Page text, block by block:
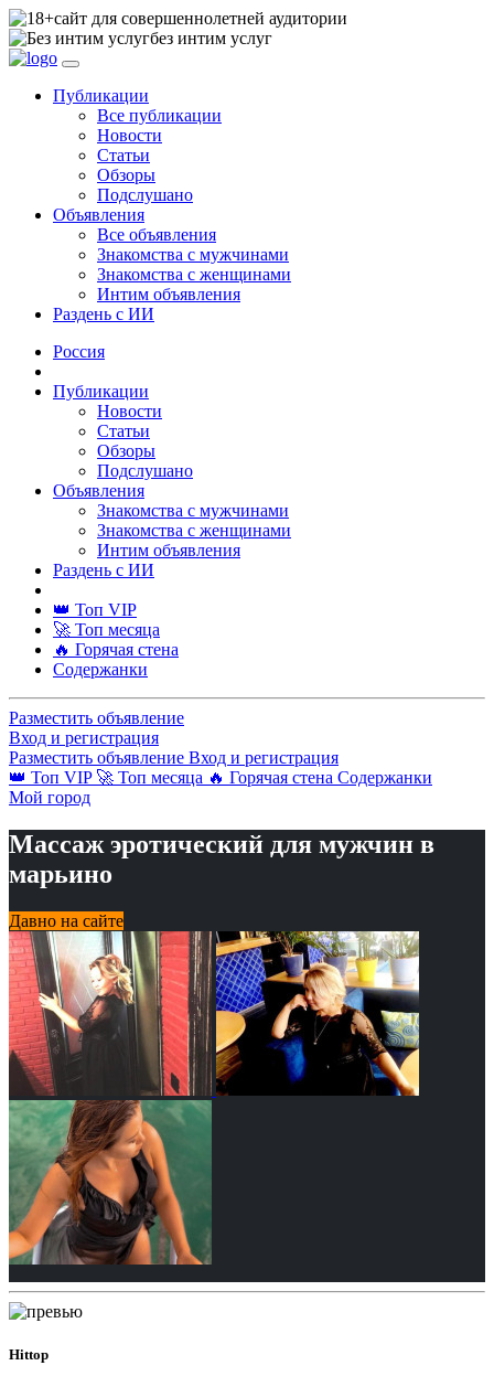
сайт для совершеннолетней аудитории
без интим услуг
Публикации
Все публикации
Новости
Статьи
Обзоры
Подслушано
Объявления
Все объявления
Знакомства с мужчинами
Знакомства с женщинами
Интим объявления
Раздень с ИИ
Россия
Публикации
Новости
Статьи
Обзоры
Подслушано
Объявления
Знакомства с мужчинами
Знакомства с женщинами
Интим объявления
Раздень с ИИ
👑 Топ VIP
🚀 Топ месяца
🔥 Горячая стена
Содержанки
Разместить объявление
Вход и регистрация
Разместить объявление Вход и регистрация
👑 Топ VIP 🚀 Топ месяца 🔥 Горячая стена Содержанки
Мой город
Массаж эротический для мужчин в
марьино
Давно на сайте
Нittop